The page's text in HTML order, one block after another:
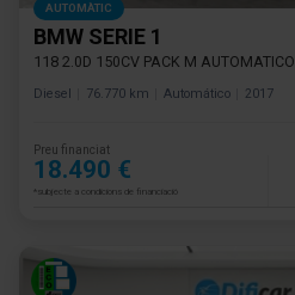
AUTOMÀTIC
BMW SERIE 1
118 2.0D 150CV PACK M AUTOMATICO
Diesel 76.770 km Automático 2017
Preu financiat
18.490 €
*subjecte a condicions de financiació